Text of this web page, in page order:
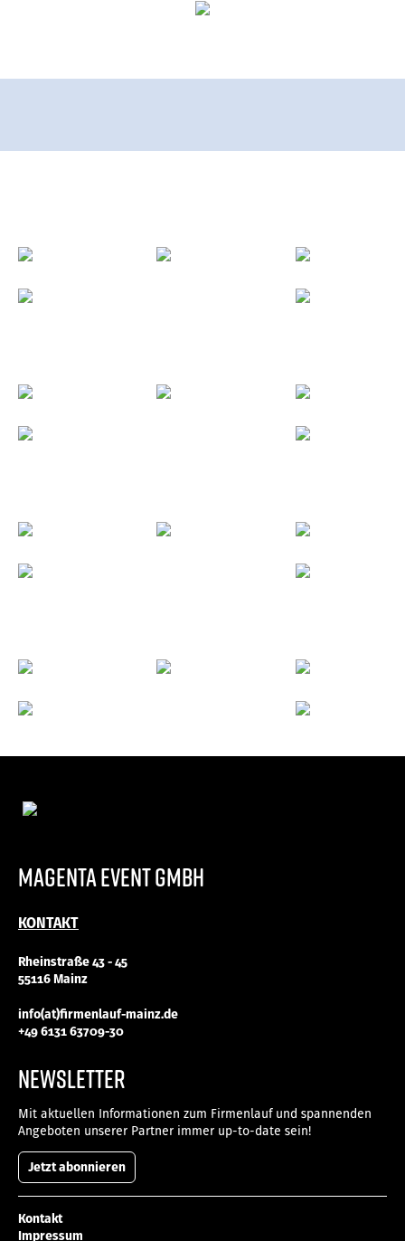
magenta Event gmbH
KONTAKT
Rheinstraße 43 - 45
55116 Mainz
info(at)firmenlauf-mainz.de
+49 6131 63709-30
NEWSLETTER
Mit aktuellen Informationen zum Firmenlauf und spannenden
Angeboten unserer Partner immer up-to-date sein!
Jetzt abonnieren
Kontakt
Impressum